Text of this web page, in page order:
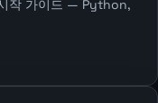
작 가이드 — Python,